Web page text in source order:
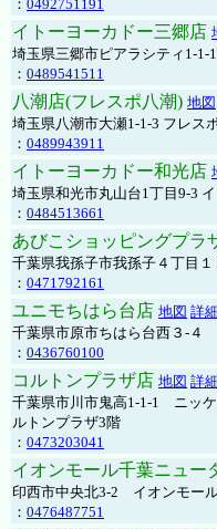
： 0492751191
イトーヨーカドー三郷店
埼玉県三郷市ピアラシティ1-1-
： 0489541511
八潮店(フレスポ八潮) 地図
埼玉県八潮市大瀬1-1-3 フレス
： 0489943911
イトーヨーカドー和光店
埼玉県和光市丸山台1丁目9-3
： 0484513661
あびこショッピングプラ
千葉県我孫子市我孫子４丁目
： 0471792161
ユニモちはら台店 地図 詳細
千葉県市原市ちはら台西３-４
： 0436760100
コルトンプラザ店 地図 詳細
千葉県市川市鬼高1-1-1 ニッ
ルトンプラザ3階
： 0473203041
イオンモール千葉ニュー
印西市中央北3-2 イオンモー
： 0476487751